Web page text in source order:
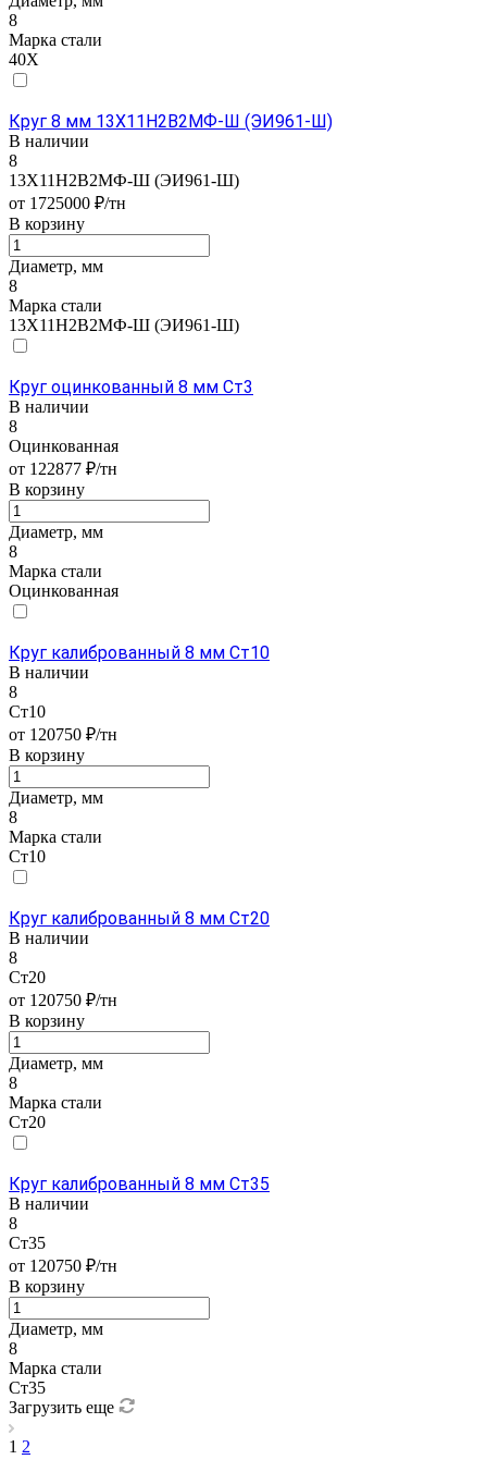
8
Марка стали
40Х
Круг 8 мм 13Х11Н2В2МФ-Ш (ЭИ961-Ш)
В наличии
8
13Х11Н2В2МФ-Ш (ЭИ961-Ш)
от 1725000 ₽/тн
В корзину
Диаметр, мм
8
Марка стали
13Х11Н2В2МФ-Ш (ЭИ961-Ш)
Круг оцинкованный 8 мм Ст3
В наличии
8
Оцинкованная
от 122877 ₽/тн
В корзину
Диаметр, мм
8
Марка стали
Оцинкованная
Круг калиброванный 8 мм Ст10
В наличии
8
Ст10
от 120750 ₽/тн
В корзину
Диаметр, мм
8
Марка стали
Ст10
Круг калиброванный 8 мм Ст20
В наличии
8
Ст20
от 120750 ₽/тн
В корзину
Диаметр, мм
8
Марка стали
Ст20
Круг калиброванный 8 мм Ст35
В наличии
8
Ст35
от 120750 ₽/тн
В корзину
Диаметр, мм
8
Марка стали
Ст35
Загрузить еще
1 2